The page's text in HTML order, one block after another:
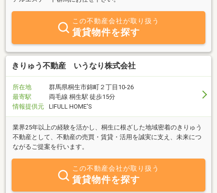
この不動産会社が取り扱う
賃貸物件を探す
きりゅう不動産 いうなり株式会社
所在地
群馬県桐生市錦町２丁目10-26
最寄駅
両毛線 桐生駅 徒歩15分
情報提供元
LIFULL HOME'S
業界25年以上の経験を活かし、桐生に根ざした地域密着のきりゅう
不動産として、不動産の売買・賃貸・活用を誠実に支え、未来につ
ながるご提案を行います。
この不動産会社が取り扱う
賃貸物件を探す